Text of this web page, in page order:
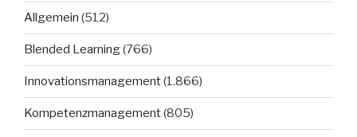
Allgemein (512)
Blended Learning(766)
Innovationsmanagement(1.866)
Kompetenzmanagement(805)